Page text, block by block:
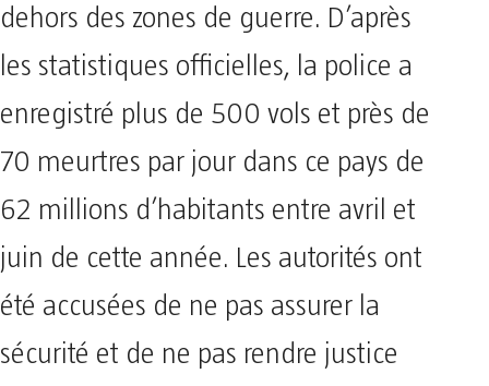
dehors des zones de guerre. D’après
les statistiques officielles, la police a
enregistré plus de 500 vols et près de
70 meurtres par jour dans ce pays de
62 millions d’habitants entre avril et
juin de cette année. Les autorités ont
été accusées de ne pas assurer la
sécurité et de ne pas rendre justice